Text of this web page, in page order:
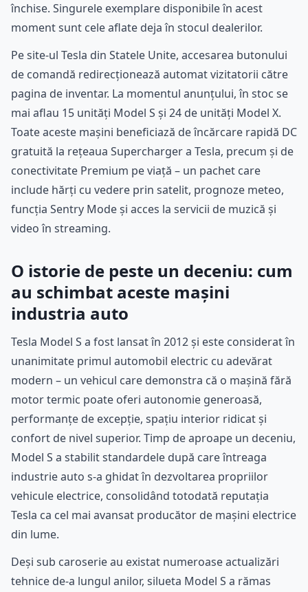
închise. Singurele exemplare disponibile în acest
moment sunt cele aflate deja în stocul dealerilor.
Pe site-ul Tesla din Statele Unite, accesarea butonului
de comandă redirecționează automat vizitatorii către
pagina de inventar. La momentul anunțului, în stoc se
mai aflau 15 unități Model S și 24 de unități Model X.
Toate aceste mașini beneficiază de încărcare rapidă DC
gratuită la rețeaua Supercharger a Tesla, precum și de
conectivitate Premium pe viață – un pachet care
include hărți cu vedere prin satelit, prognoze meteo,
funcția Sentry Mode și acces la servicii de muzică și
video în streaming.
O istorie de peste un deceniu: cum
au schimbat aceste mașini
industria auto
Tesla Model S a fost lansat în 2012 și este considerat în
unanimitate primul automobil electric cu adevărat
modern – un vehicul care demonstra că o mașină fără
motor termic poate oferi autonomie generoasă,
performanțe de excepție, spațiu interior ridicat și
confort de nivel superior. Timp de aproape un deceniu,
Model S a stabilit standardele după care întreaga
industrie auto s-a ghidat în dezvoltarea propriilor
vehicule electrice, consolidând totodată reputația
Tesla ca cel mai avansat producător de mașini electrice
din lume.
Deși sub caroserie au existat numeroase actualizări
tehnice de-a lungul anilor, silueta Model S a rămas